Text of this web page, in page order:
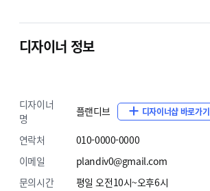
디자이너 정보
디자이너
명
플랜디브 디자이너샵 바로가기
연락처
010-0000-0000
이메일
plandiv0@gmail.com
문의시간
평일 오전10시~오후6시